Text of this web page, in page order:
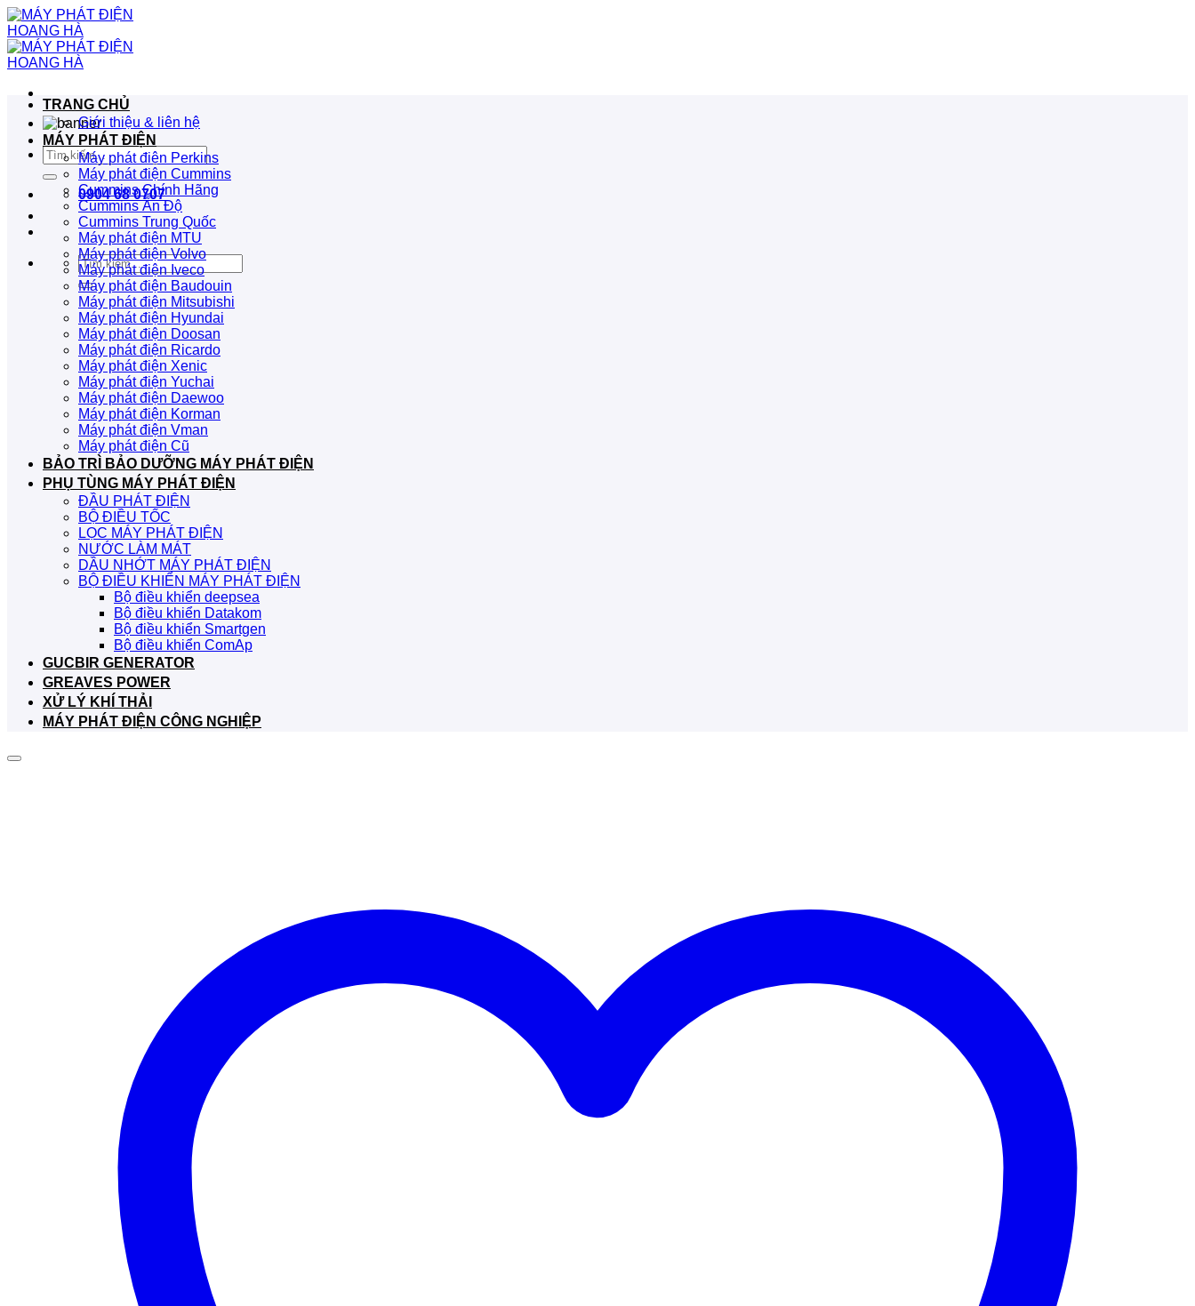
Bỏ
qua
nội
dung
Tìm
kiếm:
0904 68 0707
Tìm
kiếm:
TRANG CHỦ
Giới thiệu & liên hệ
MÁY PHÁT ĐIỆN
Máy phát điện Perkins
Máy phát điện Cummins
Cummins Chính Hãng
Cummins Ấn Độ
Cummins Trung Quốc
Máy phát điện MTU
Máy phát điện Volvo
Máy phát điện Iveco
Máy phát điện Baudouin
Máy phát điện Mitsubishi
Máy phát điện Hyundai
Máy phát điện Doosan
Máy phát điện Ricardo
Máy phát điện Xenic
Máy phát điện Yuchai
Máy phát điện Daewoo
Máy phát điện Korman
Máy phát điện Vman
Máy phát điện Cũ
BẢO TRÌ BẢO DƯỠNG MÁY PHÁT ĐIỆN
PHỤ TÙNG MÁY PHÁT ĐIỆN
ĐẦU PHÁT ĐIỆN
BỘ ĐIỀU TỐC
LỌC MÁY PHÁT ĐIỆN
NƯỚC LÀM MÁT
DẦU NHỚT MÁY PHÁT ĐIỆN
BỘ ĐIỀU KHIỂN MÁY PHÁT ĐIỆN
Bộ điều khiển deepsea
Bộ điều khiển Datakom
Bộ điều khiển Smartgen
Bộ điều khiển ComAp
GUCBIR GENERATOR
GREAVES POWER
XỬ LÝ KHÍ THẢI
MÁY PHÁT ĐIỆN CÔNG NGHIỆP